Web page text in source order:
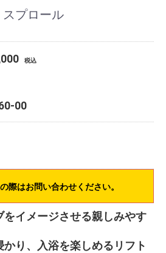
プロール
税込
00
際はお問い合わせください。
イメージさせる親しみやす
り、入浴を楽しめるリフト